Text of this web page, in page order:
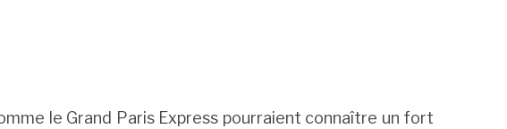
le Grand Paris Express pourraient connaître un fort